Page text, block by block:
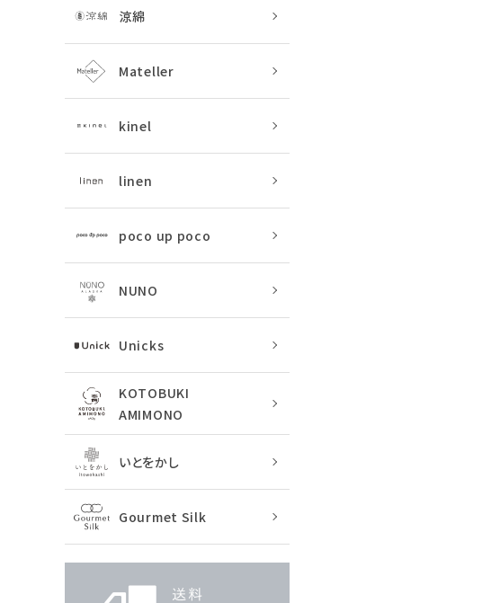
涼綿
Mateller
kinel
linen
poco up poco
NUNO
Unicks
KOTOBUKI
AMIMONO
いとをかし
Gourmet Silk